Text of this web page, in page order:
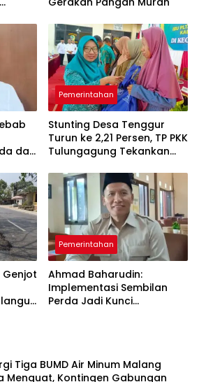
dan
Pemerintahan
Stunting Desa Tenggur
Turun ke 2,21 Persen, TP PKK
Tulungagung Tekankan
Berkelanjutan
Genjot
Pemerintahan
Ahmad Baharudin:
Implementasi Sembilan
Perda Jadi Kunci
Tiga BUMD Air Minum Malang
Menguat, Kontingen Gabungan